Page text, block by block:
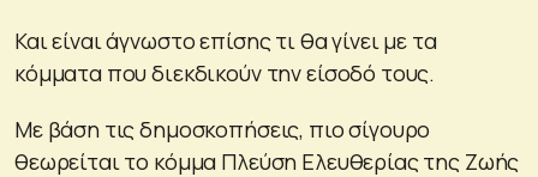
Και είναι άγνωστο επίσης τι θα γίνει με τα
κόμματα που διεκδικούν την είσοδό τους.
Με βάση τις δημοσκοπήσεις, πιο σίγουρο
θεωρείται το κόμμα Πλεύση Ελευθερίας της Ζωής